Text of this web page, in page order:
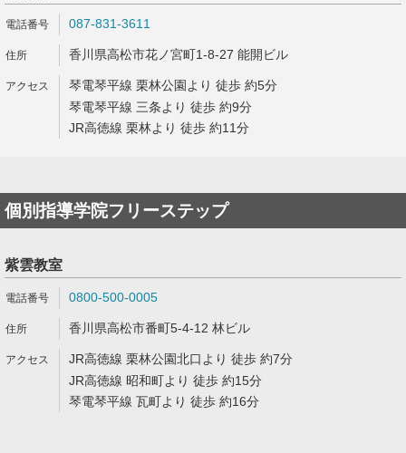
087-831-3611
香川県高松市花ノ宮町1-8-27 能開ビル
琴電琴平線 栗林公園より 徒歩 約5分
琴電琴平線 三条より 徒歩 約9分
JR高徳線 栗林より 徒歩 約11分
個別指導学院フリーステップ
紫雲教室
0800-500-0005
香川県高松市番町5-4-12 林ビル
JR高徳線 栗林公園北口より 徒歩 約7分
JR高徳線 昭和町より 徒歩 約15分
琴電琴平線 瓦町より 徒歩 約16分